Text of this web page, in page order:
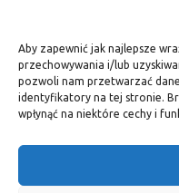
Aby zapewnić jak najlepsze
przechowywania i/lub
pozwoli nam przetwarzać
identyfikatory na tej stronie.
wpłynąć na niektóre cechy i